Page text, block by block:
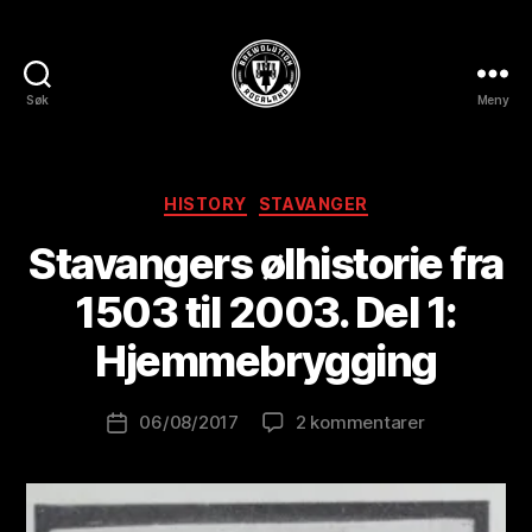
Søk Meny
Kategorier
HISTORY STAVANGER
Stavangers ølhistorie fra
1503 til 2003. Del 1:
Hjemmebrygging
Innleggsforfatter
v
B
r
w
l
o
n
Publiseringsdato
06/08/2017 2 kommentarertil
fra
1503